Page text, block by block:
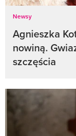
Newsy
Agnieszka
nowiną.
szczęścia